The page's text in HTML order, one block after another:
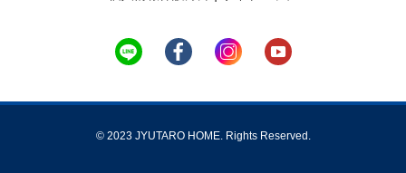
© 2023 JYUTARO HOME. Rights Reserved.